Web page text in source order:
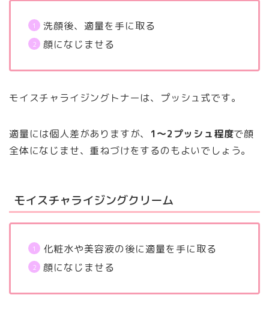
洗顔後、適量を手に取る
顔になじませる
モイスチャライジングトナーは、プッシュ式です。
適量には個人差がありますが、 1～2プッシュ程度で顔
全体になじませ、重ねづけをするのもよいでしょう。
モイスチャライジングクリーム
化粧水や美容液の後に適量を手に取る
顔になじませる